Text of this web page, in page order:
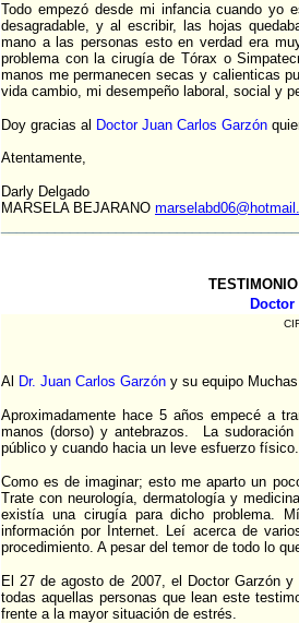
Todo empezó desde mi infancia cuando yo
desagradable, y al escribir, las hojas
mano a las personas esto en verdad era
problema con la cirugía de Tórax o
manos me permanecen secas y calienticas
vida cambio, mi desempeño laboral, social y
Doy gracias al Doctor Juan Carlos Garzón
Atentamente,
Darly Delgado
MARSELA BEJARANO
Al Dr. Juan Carlos Garzón y su equipo
Aproximadamente hace 5 años empecé a
manos (dorso) y antebrazos. La
público y cuando hacia un leve esfuerzo físico.
Como es de imaginar; esto me aparto un
Trate con neurología, dermatología y
existía una cirugía para dicho problema.
información por Internet. Leí acerca de
procedimiento. A pesar del temor de todo lo
El 27 de agosto de 2007, el Doctor Garzón
todas aquellas personas que lean este
frente a la mayor situación de estrés.